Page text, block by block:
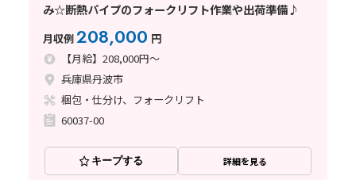
み☆断熱パイプのフォークリフト作業や出荷準備♪
月収例208,000 円
【月給】208,000円～
兵庫県丹波市
梱包・仕分け、フォークリフト
60037-00
キープする 詳細を見る